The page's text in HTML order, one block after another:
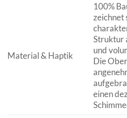
Material & Haptik
100%
zeichnet
Struktur
und
Die
einen